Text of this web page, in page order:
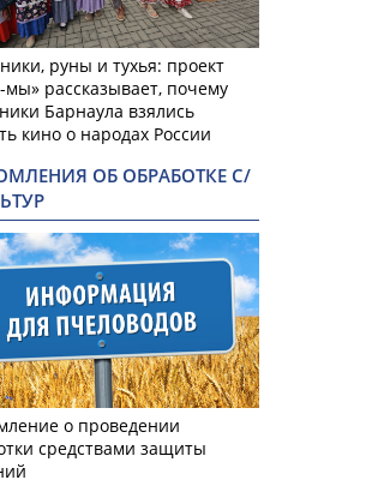
руны и тухья: проект
мы» рассказывает, почему
Барнаула взялись
кино о народах России
ОБ ОБРАБОТКЕ С/
о проведении
средствами защиты